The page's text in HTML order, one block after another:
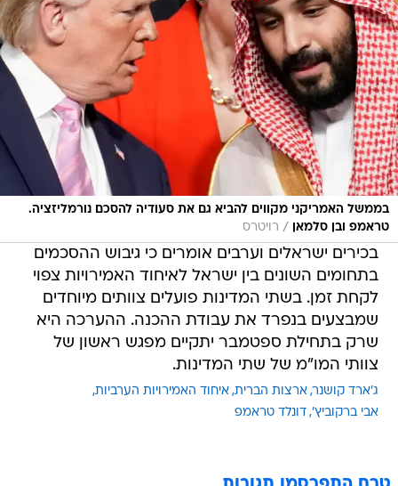
בממשל האמריקני מקווים להביא גם את סעודיה להסכם נורמליזציה.
טראמפ ובן סלמאן
/ רויטרס
בכירים ישראלים וערבים אומרים כי גיבוש ההסכמים
בתחומים השונים בין ישראל לאיחוד האמירויות צפוי
לקחת זמן. בשתי המדינות פועלים צוותים מיוחדים
שמבצעים בנפרד את עבודת ההכנה. ההערכה היא
שרק בתחילת ספטמבר יתקיים מפגש ראשון של
צוותי המו"מ של שתי המדינות.
ג'ארד קושנר ארצות הברית איחוד האמירויות הערביות
אבי ברקוביץ' דונלד טראמפ